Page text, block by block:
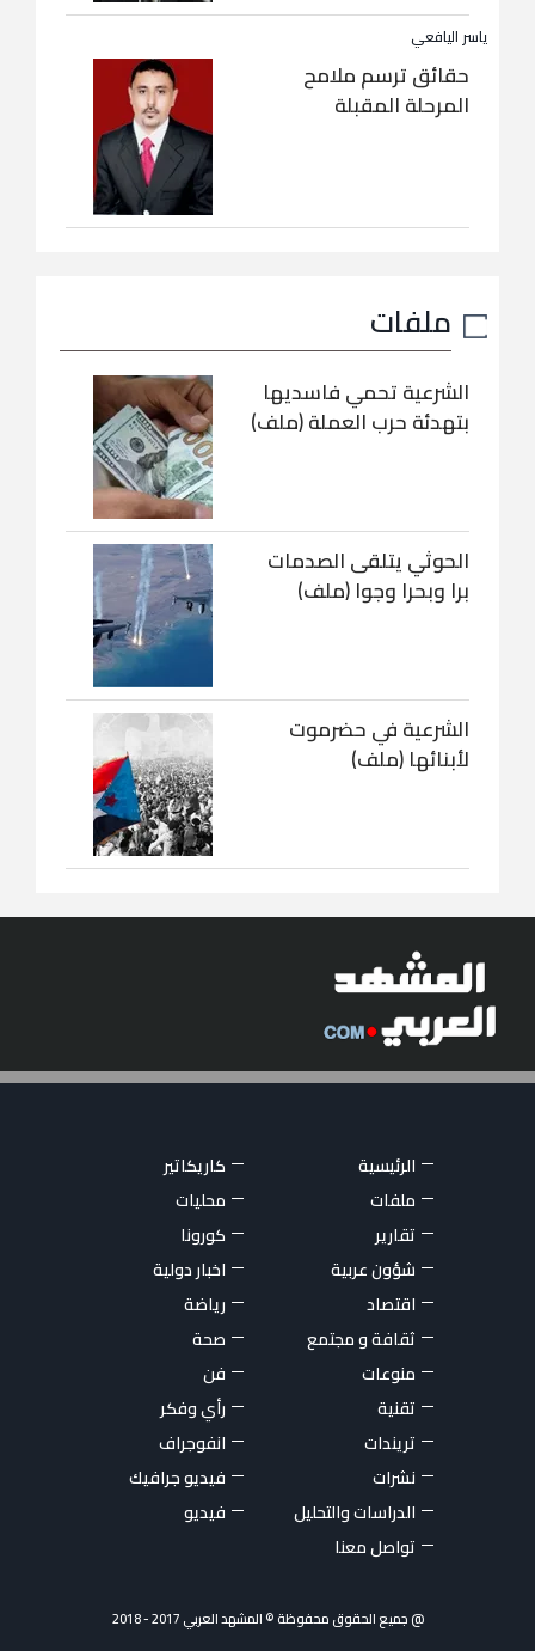
ياسر اليافعي
حقائق ترسم ملامح
المرحلة المقبلة
ملفات
الشرعية تحمي فاسديها
بتهدئة حرب العملة (ملف)
الحوثي يتلقى الصدمات
برا وبحرا وجوا (ملف)
الشرعية في حضرموت
لأبنائها (ملف)
الرئيسية
كاريكاتير
ملفات
محليات
تقارير
كورونا
شؤون عربية
اخبار دولية
اقتصاد
رياضة
ثقافة و مجتمع
صحة
منوعات
فن
تقنية
رأي وفكر
تريندات
انفوجراف
نشرات
فيديو جرافيك
الدراسات والتحليل
فيديو
تواصل معنا
@ جميع الحقوق محفوظة © المشهد العربي 2017 - 2018